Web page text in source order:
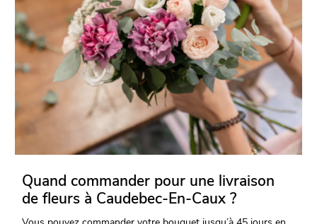
Quand commander pour une livraison
de fleurs à Caudebec-En-Caux ?